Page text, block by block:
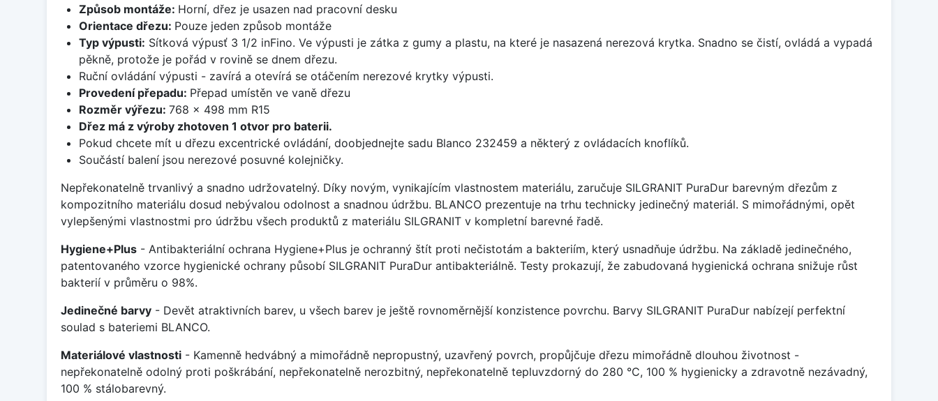
Způsob montáže: Horní, dřez je usazen nad pracovní desku
Orientace dřezu: Pouze jeden způsob montáže
Typ výpusti: Sítková výpusť 3 1/2 inFino. Ve výpusti je zátka z gumy a plastu, na které je nasazená nerezová krytka. Snadno se čistí, ovládá a vypadá
pěkně, protože je pořád v rovině se dnem dřezu.
Ruční ovládání výpusti - zavírá a otevírá se otáčením nerezové krytky výpusti.
Provedení přepadu: Přepad umístěn ve vaně dřezu
Rozměr výřezu: 768 x 498 mm R15
Dřez má z výroby zhotoven 1 otvor pro baterii.
Pokud chcete mít u dřezu excentrické ovládání, doobjednejte sadu Blanco 232459 a některý z ovládacích knoflíků.
Součástí balení jsou nerezové posuvné kolejničky.
Nepřekonatelně trvanlivý a snadno udržovatelný. Díky novým, vynikajícím vlastnostem materiálu, zaručuje SILGRANIT PuraDur barevným dřezům z
kompozitního materiálu dosud nebývalou odolnost a snadnou údržbu. BLANCO prezentuje na trhu technicky jedinečný materiál. S mimořádnými, opět
vylepšenými vlastnostmi pro údržbu všech produktů z materiálu SILGRANIT v kompletní barevné řadě.
Hygiene+Plus - Antibakteriální ochrana Hygiene+Plus je ochranný štít proti nečistotám a bakteriím, který usnadňuje údržbu. Na základě jedinečného,
patentovaného vzorce hygienické ochrany působí SILGRANIT PuraDur antibakteriálně. Testy prokazují, že zabudovaná hygienická ochrana snižuje růst
bakterií v průměru o 98%.
Jedinečné barvy - Devět atraktivních barev, u všech barev je ještě rovnoměrnější konzistence povrchu. Barvy SILGRANIT PuraDur nabízejí perfektní
soulad s bateriemi BLANCO.
Materiálové vlastnosti - Kamenně hedvábný a mimořádně nepropustný, uzavřený povrch, propůjčuje dřezu mimořádně dlouhou životnost -
nepřekonatelně odolný proti poškrábání, nepřekonatelně nerozbitný, nepřekonatelně tepluvzdorný do 280 °C, 100 % hygienicky a zdravotně nezávadný,
100 % stálobarevný.